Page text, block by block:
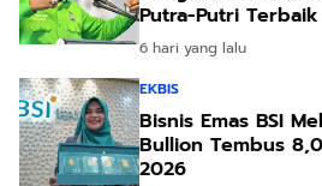
Putra-Putri
6 hari yang lalu
EKBIS
Bisnis Emas BSI
Bullion Tembus
2026